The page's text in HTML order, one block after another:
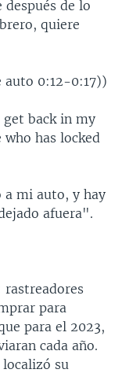
de lo
quiere
auto 0:12-0:17))
back in my
has locked
a mi auto, y hay
afuera".
rastreadores
para
para el 2023,
cada año.
su